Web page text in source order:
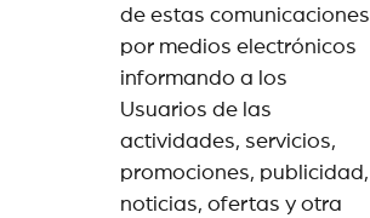
de estas comunicaciones
por medios electrónicos
informando a los
Usuarios de las
actividades, servicios,
promociones, publicidad,
noticias, ofertas y otra